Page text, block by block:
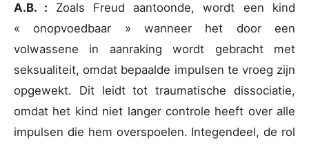
A.B. : Zoals Freud aantoonde, wordt een kind
« onopvoedbaar » wanneer het door een
volwassene in aanraking wordt gebracht met
seksualiteit, omdat bepaalde impulsen te vroeg zijn
opgewekt. Dit leidt tot traumatische dissociatie,
omdat het kind niet langer controle heeft over alle
impulsen die hem overspoelen. Integendeel, de rol